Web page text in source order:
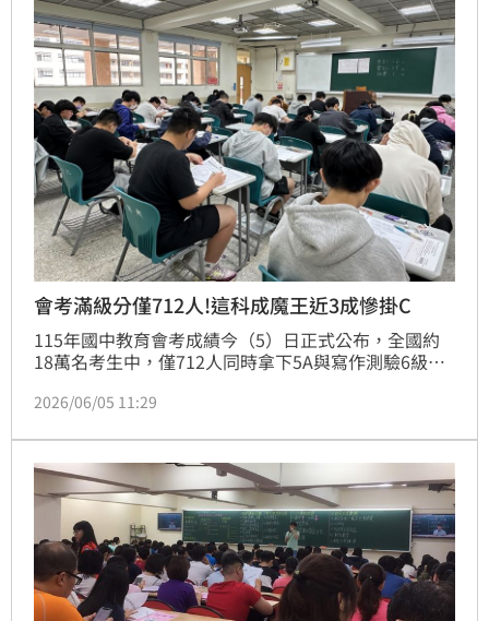
會考滿級分僅712人!這科成魔王近3成慘掛C
115年國中教育會考成績今（5）日正式公布，全國約
18萬名考生中，僅712人同時拿下5A與寫作測驗6級
顯示頂尖考生人數有所成長；但仍有1萬490名考生落
2026/06/05 11:29